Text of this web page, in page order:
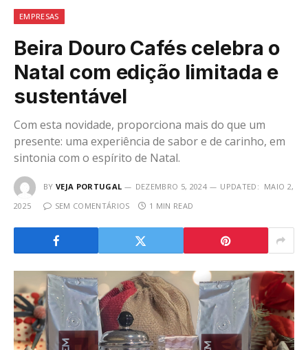
EMPRESAS
Beira Douro Cafés celebra o
Natal com edição limitada e
sustentável
Com esta novidade, proporciona mais do que um
presente: uma experiência de sabor e de carinho, em
sintonia com o espírito de Natal.
BY VEJA PORTUGAL DEZEMBRO 5, 2024 UPDATED: MAIO 2,
2025
SEM COMENTÁRIOS 1 MIN READ